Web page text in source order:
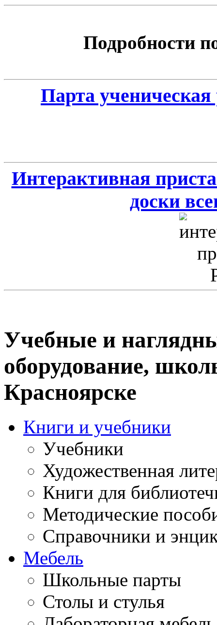
Подробности
Парта
Интерактивная
доски
Учебные и
оборудование,
Красноярске
Книги и учебники
Учебники
Художественная
Книги для
Методические
Справочники и
Мебель
Школьные парты
Столы и стулья